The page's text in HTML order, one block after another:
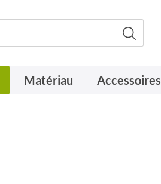
Matériau Accessoires